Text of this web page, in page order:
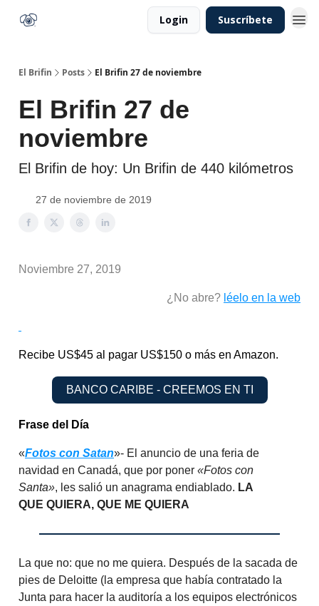
Login Suscríbete
El Brifin Posts El Brifin 27 de noviembre
El Brifin 27 de
noviembre
El Brifin de hoy: Un Brifin de 440 kilómetros
27 de noviembre de 2019
Noviembre 27, 2019
¿No abre? léelo en la web
Recibe US$45 al pagar US$150 o más en Amazon.
BANCO CARIBE - CREEMOS EN TI
Frase del Día
«Fotos con Satan»- El anuncio de una feria de
navidad en Canadá, que por poner «Fotos con
Santa», les salió un anagrama endiablado. LA
QUE QUIERA, QUE ME QUIERA
La que no: que no me quiera. Después de la sacada de
pies de Deloitte (la empresa que había contratado la
Junta para hacer la auditoría a los equipos electrónicos